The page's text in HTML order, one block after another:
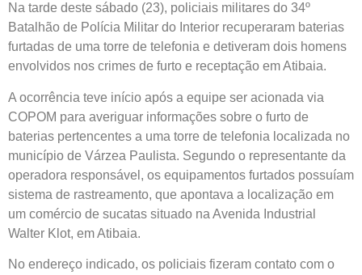
Na tarde deste sábado (23), policiais militares do 34º
Batalhão de Polícia Militar do Interior recuperaram baterias
furtadas de uma torre de telefonia e detiveram dois homens
envolvidos nos crimes de furto e receptação em Atibaia.
A ocorrência teve início após a equipe ser acionada via
COPOM para averiguar informações sobre o furto de
baterias pertencentes a uma torre de telefonia localizada no
município de Várzea Paulista. Segundo o representante da
operadora responsável, os equipamentos furtados possuíam
sistema de rastreamento, que apontava a localização em
um comércio de sucatas situado na Avenida Industrial
Walter Klot, em Atibaia.
No endereço indicado, os policiais fizeram contato com o